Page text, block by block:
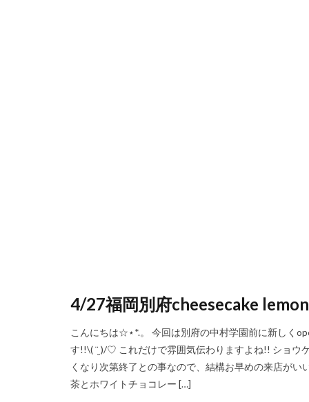
4/27福岡別府cheesecake
こんにちは☆⋆*.。 今回は別府の中村学園前に新しく
す!!\( ¨̮ )/♡ これだけで雰囲気伝わりますよね!! ショウ
くなり次第終了との事なので、結構お早めの来店が
茶とホワイトチョコレー […]